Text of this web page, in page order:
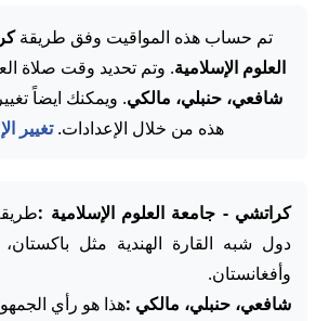
تم حساب هذه المواقيت وفق طريقة
العلوم الإسلامية. وتم تحديد وقت صلاة
شافعي، حنبلي، مالكي. ويمكنك ايضاً
هذه من خلال الإعدادات.تغيير
كراتشي - جامعة العلوم الإسلامية :
دول شبه القارة الهندية مثل باكستان،
وأفغانستان.
شافعي، حنبلي، مالكي :هذا هو رأي